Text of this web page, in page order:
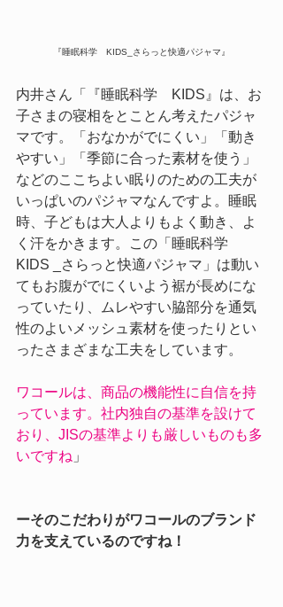
『睡眠科学　KIDS_さらっと快適パジャマ』
内井さん「『睡眠科学　KIDS』は、お
子さまの寝相をとことん考えたパジャ
マです。「おなかがでにくい」「動き
やすい」「季節に合った素材を使う」
などのここちよい眠りのための工夫が
いっぱいのパジャマなんですよ。睡眠
時、子どもは大人よりもよく動き、よ
く汗をかきます。この「睡眠科学
KIDS _さらっと快適パジャマ」は動い
てもお腹がでにくいよう裾が長めにな
っていたり、ムレやすい脇部分を通気
性のよいメッシュ素材を使ったりとい
ったさまざまな工夫をしています。
ワコールは、商品の機能性に自信を持
っています。社内独自の基準を設けて
おり、JISの基準よりも厳しいものも多
いですね 」
ーそのこだわりがワコールのブランド
力を支えているのですね！